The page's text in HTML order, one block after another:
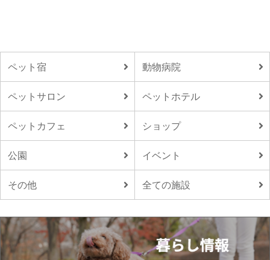
ペット宿 動物病院
ペットサロン ペットホテル
ペットカフェ ショップ
公園 イベント
その他 全ての施設